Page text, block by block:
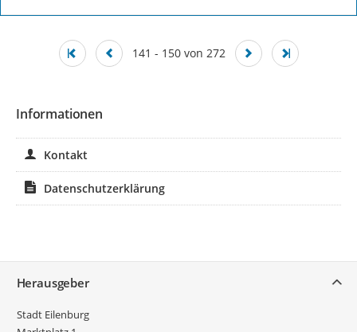
141 - 150 von 272
Informationen
Kontakt
Datenschutzerklärung
Herausgeber
Stadt Eilenburg